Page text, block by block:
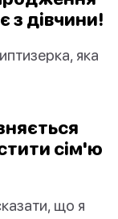
з дівчини!
яка
сім'ю
що я